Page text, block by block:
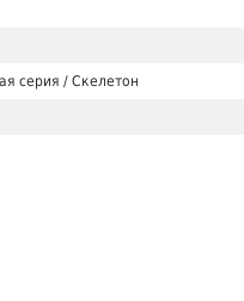
серия / Скелетон